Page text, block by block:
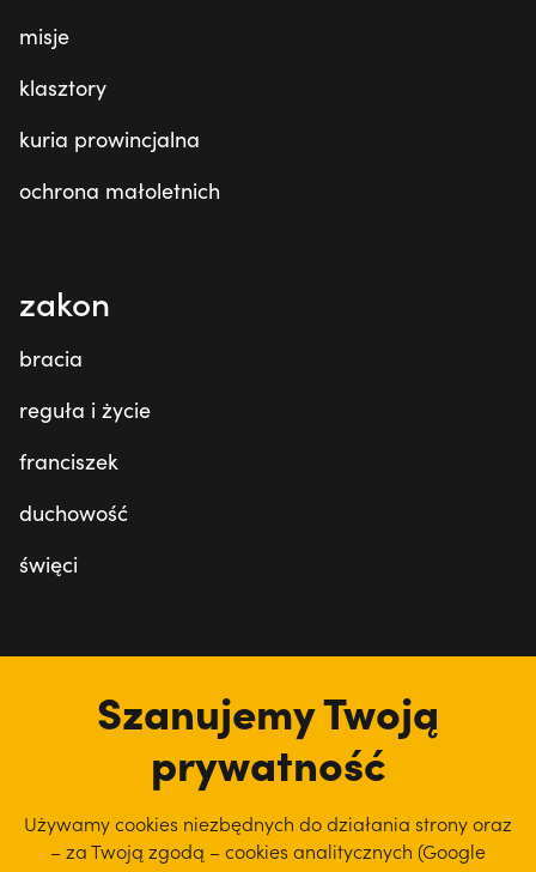
misje
klasztory
kuria prowincjalna
ochrona małoletnich
zakon
bracia
reguła i życie
franciszek
duchowość
święci
Szanujemy Twoją
prywatność
Używamy cookies niezbędnych do działania strony oraz
– za Twoją zgodą – cookies analitycznych (Google